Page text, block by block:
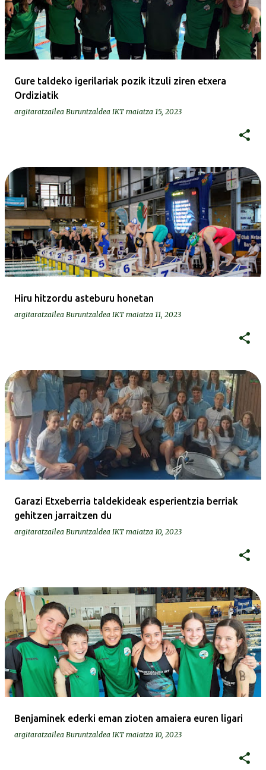
Gure taldeko igerilariak pozik itzuli ziren etxera
Ordiziatik
argitaratzailea Buruntzaldea IKT maiatza 15, 2023
Hiru hitzordu asteburu honetan
argitaratzailea Buruntzaldea IKT maiatza 11, 2023
Garazi Etxeberria taldekideak esperientzia berriak
gehitzen jarraitzen du
argitaratzailea Buruntzaldea IKT maiatza 10, 2023
Benjaminek ederki eman zioten amaiera euren ligari
argitaratzailea Buruntzaldea IKT maiatza 10, 2023